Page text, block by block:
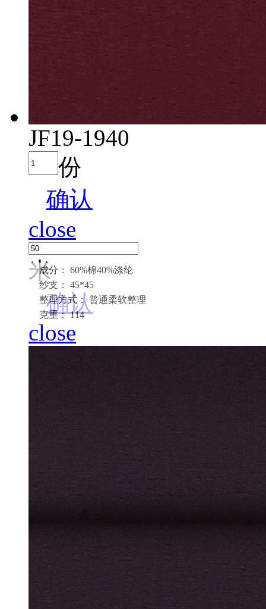
成分： 60%棉40%涤纶
纱支： 45*45
整理方式： 普通柔软整理
克重： 114
JF19-1940
份
确认
close
米
确认
close